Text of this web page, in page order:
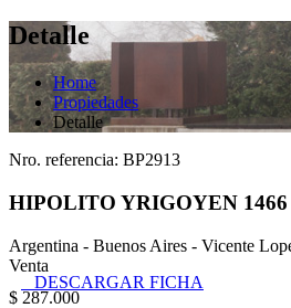
Detalle
Home
Propiedades
Detalle
Nro. referencia: BP2913
HIPOLITO YRIGOYEN 1466
Argentina - Buenos Aires - Vicente
Venta
DESCARGAR FICHA
$ 287.000